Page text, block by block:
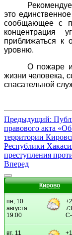
это
сообщающее с
концентрация
приближаться к
уровню.
О пожаре и
жизни человека,
спасательной
Предыдущий:
правового акта
территории
Республики
преступления
Вперед
Кирово